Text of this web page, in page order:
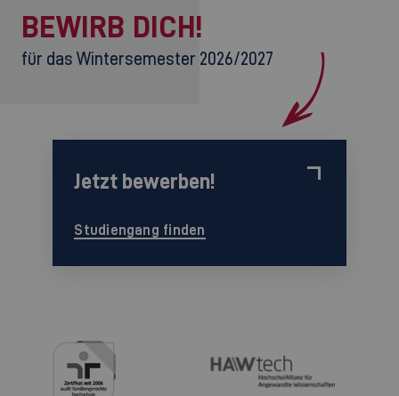
BEWIRB DICH!
für das Wintersemester 2026/2027
Jetzt bewerben!
Studiengang finden